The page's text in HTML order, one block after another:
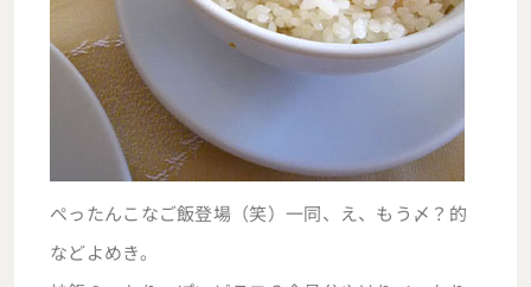
ぺったんこなご飯登場（笑）一同、え、もう〆？的
などよめき。